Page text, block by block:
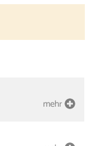
mehr